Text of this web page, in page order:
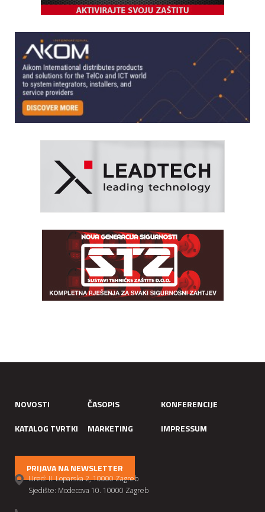
NOVOSTI ČASOPIS
KONFERENCIJE
KATALOG TVRTKI
MARKETING IMPRESSUM
PRIJAVA NA NEWSLETTER
Ured: II. Loparska 2, 10000 Zagreb
Sjedište: Modecova 10. 10000 Zagreb